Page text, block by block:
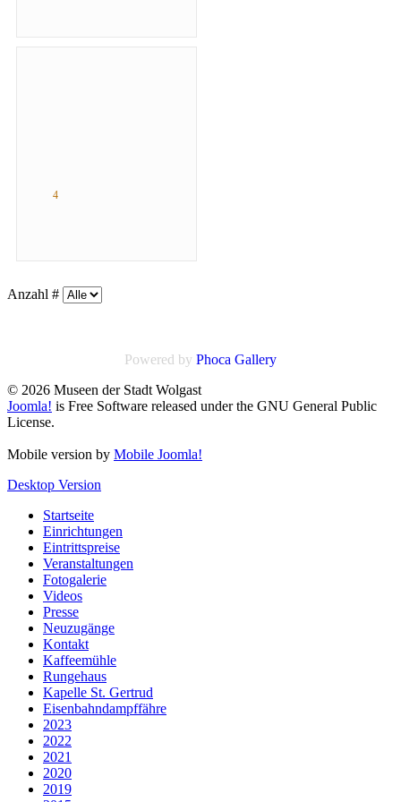
4
Anzahl #
Powered by Phoca Gallery
© 2026 Museen der Stadt Wolgast
Joomla! is Free Software released under the GNU General Public
License.
Mobile version by Mobile Joomla!
Desktop Version
Startseite
Einrichtungen
Eintrittspreise
Veranstaltungen
Fotogalerie
Videos
Presse
Neuzugänge
Kontakt
Kaffeemühle
Rungehaus
Kapelle St. Gertrud
Eisenbahndampffähre
2023
2022
2021
2020
2019